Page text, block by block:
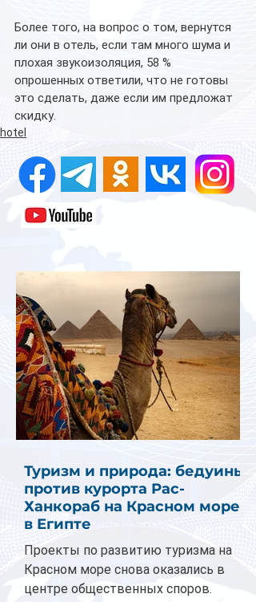
Более того, на вопрос о том, вернутся
ли они в отель, если там много шума и
плохая звукоизоляция, 58 %
опрошенных ответили, что не готовы
это сделать, даже если им предложат
скидку.
hotel
Туризм и природа: бедуины
против курорта Рас-
Ханкораб на Красном море
в Египте
Проекты по развитию туризма на
Красном море снова оказались в
центре общественных споров.